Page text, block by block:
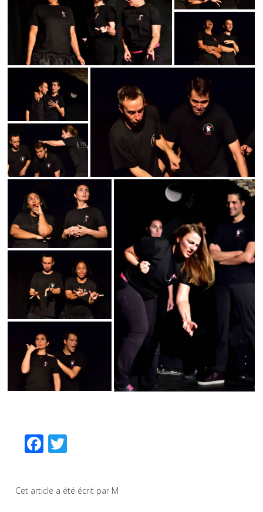
Facebook
Cet article a été écrit par M